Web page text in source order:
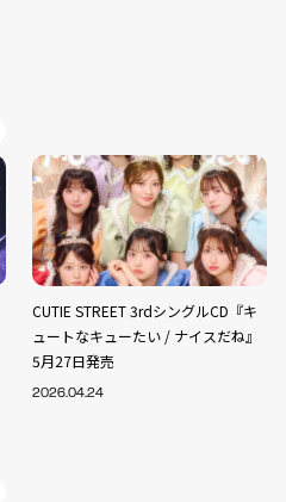
CUTIE STREET 3rdシングルCD『キ
ュートなキューたい / ナイスだね』
5月27日発売
2026.04.24